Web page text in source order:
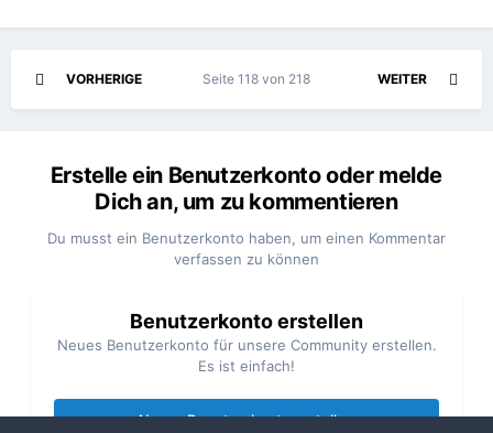
VORHERIGE WEITER
Seite 118 von 218
Erstelle ein Benutzerkonto oder melde
Dich an, um zu kommentieren
Du musst ein Benutzerkonto haben, um einen Kommentar
verfassen zu können
Benutzerkonto erstellen
Neues Benutzerkonto für unsere Community erstellen.
Es ist einfach!
Neues Benutzerkonto erstellen